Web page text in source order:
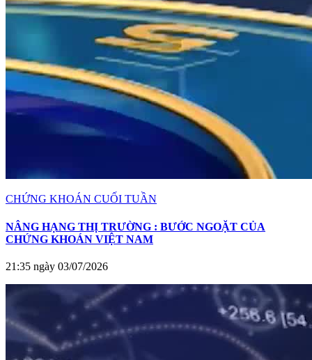
CHỨNG KHOÁN CUỐI TUẦN
NÂNG HẠNG THỊ TRƯỜNG : BƯỚC NGOẶT CỦA
CHỨNG KHOÁN VIỆT NAM
21:35 ngày 03/07/2026